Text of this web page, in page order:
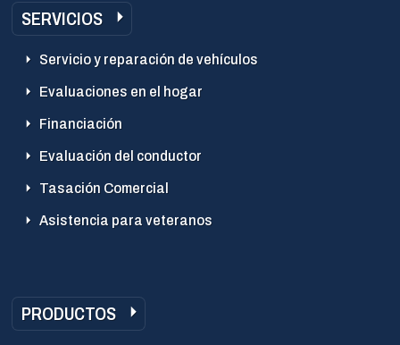
SERVICIOS
Servicio y reparación de vehículos
Evaluaciones en el hogar
Financiación
Evaluación del conductor
Tasación Comercial
Asistencia para veteranos
PRODUCTOS